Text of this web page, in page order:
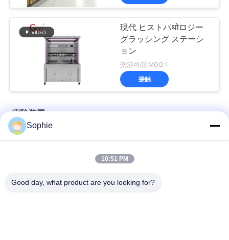
現代 ヒストパथोロジー
グラッシング ステーシ
ョン
交渉可能 MOQ:1
接触
実験装置
効果的な自動制御産業用靴クリーニング機
強力な220V原子吸収機 ラボ機器と分析用
Sophie
10:51 PM
Good day, what product are you looking for?